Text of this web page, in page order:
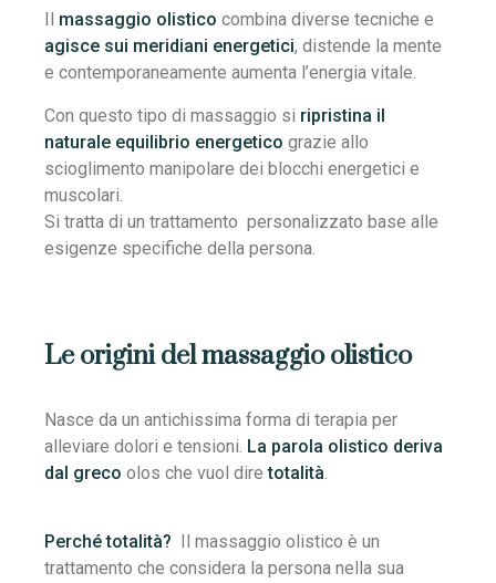
massaggio olistico combina diverse tecniche e
agisce sui meridiani energetici, distende la mente
e contemporaneamente aumenta l’energia vitale.
Con questo tipo di massaggio si ripristina il
naturale equilibrio energetico grazie allo
scioglimento manipolare dei blocchi energetici e
muscolari.
Si tratta di un trattamento personalizzato base alle
esigenze specifiche della persona.
Le origini del massaggio olistico
Nasce da un antichissima forma di terapia per
alleviare dolori e tensioni. La parola olistico deriva
dal greco olos che vuol diretotalità.
Perché totalità? Il massaggio olistico è un
trattamento che considera la persona nella sua